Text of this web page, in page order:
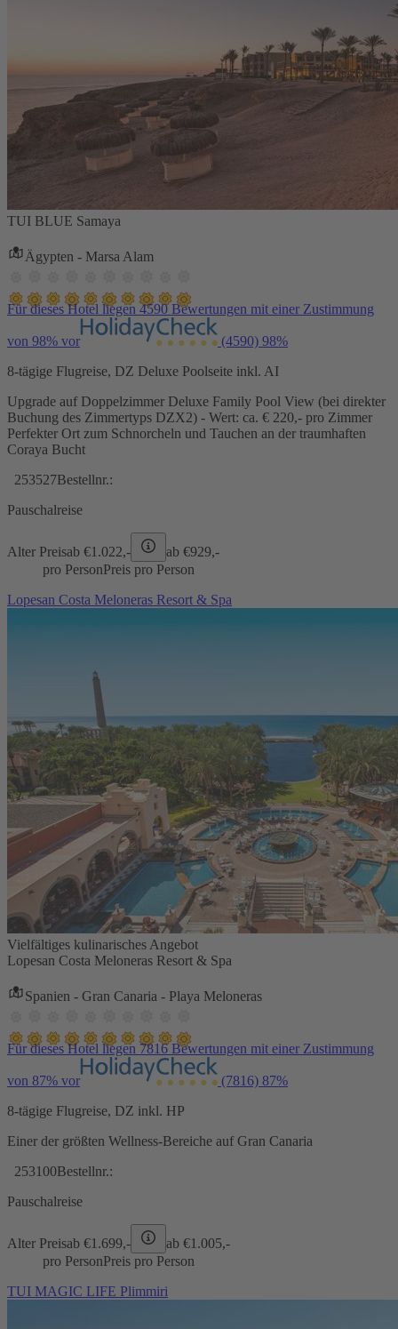
TUI BLUE Samaya
Ägypten - Marsa Alam
Für dieses Hotel liegen 4590 Bewertungen mit einer Zustimmung
von 98% vor (4590) 98%
8-tägige Flugreise, DZ Deluxe Poolseite inkl. AI
Upgrade auf Doppelzimmer Deluxe Family Pool View (bei direkter
Buchung des Zimmertyps DZX2) - Wert: ca. € 220,- pro Zimmer
Perfekter Ort zum Schnorcheln und Tauchen an der traumhaften
Coraya Bucht
253527Bestellnr.:
Pauschalreise
Alter Preisab €1.022,- ab €929,-
pro PersonPreis pro Person
Lopesan Costa Meloneras Resort & Spa
Vielfältiges kulinarisches Angebot
Lopesan Costa Meloneras Resort & Spa
Spanien - Gran Canaria - Playa Meloneras
Für dieses Hotel liegen 7816 Bewertungen mit einer Zustimmung
von 87% vor (7816) 87%
8-tägige Flugreise, DZ inkl. HP
Einer der größten Wellness-Bereiche auf Gran Canaria
253100Bestellnr.:
Pauschalreise
Alter Preisab €1.699,- ab €1.005,-
pro PersonPreis pro Person
TUI MAGIC LIFE Plimmiri